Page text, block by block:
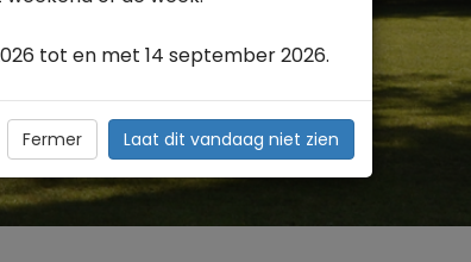
>
algemeen
tot en met 14 september 2026.
Fermer Laat dit vandaag niet zien